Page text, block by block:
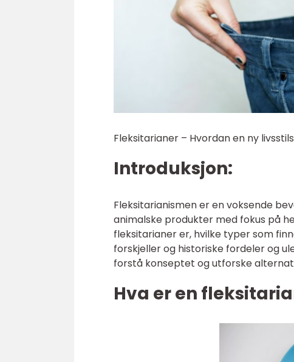
Fleksitarianer – Hvordan en ny
Introduksjon:
Fleksitarianismen er en voksende
animalske produkter med fokus på
fleksitarianer er, hvilke typer som
forskjeller og historiske fordeler og
forstå konseptet og utforske
Hva er en